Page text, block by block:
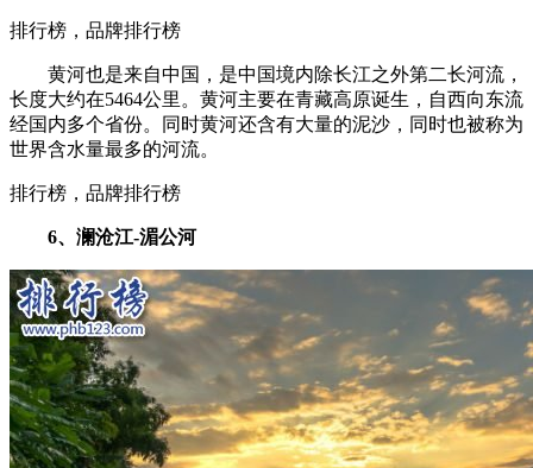
排行榜，品牌排行榜
黄河也是来自中国，是中国境内除长江之外第二长河流，
长度大约在5464公里。黄河主要在青藏高原诞生，自西向东流
经国内多个省份。同时黄河还含有大量的泥沙，同时也被称为
世界含水量最多的河流。
排行榜，品牌排行榜
6、澜沧江-湄公河